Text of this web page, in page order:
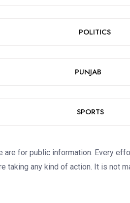
POLITICS
PUNJAB
SPORTS
for public information. Every
any kind of action. It is not